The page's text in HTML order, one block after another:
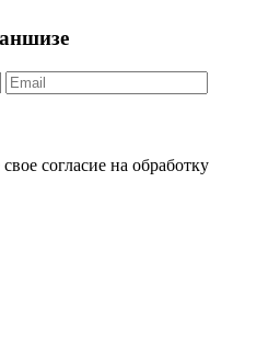
согласие на обработку